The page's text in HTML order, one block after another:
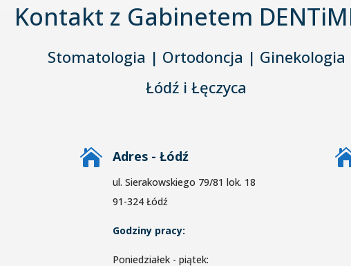
Kontakt z Gabinetem
Stomatologia | Ortodoncja | Ginekologia
Łódź i Łęczyca
 Adres - Łódź
ul. Sierakowskiego 79/81 lok. 18
91-324 Łódź
Godziny pracy:
Poniedziałek - piątek: